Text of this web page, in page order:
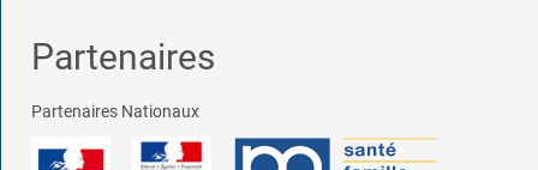
Partenaires
Partenaires Nationaux